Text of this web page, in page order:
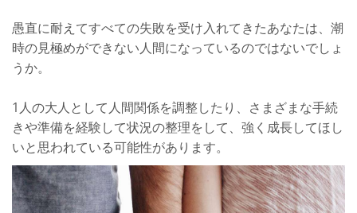
愚直に耐えてすべての失敗を受け入れてきたあなたは、潮
時の見極めができない人間になっているのではないでしょ
うか。
1人の大人として人間関係を調整したり、さまざまな手続
きや準備を経験して状況の整理をして、強く成長してほし
いと思われている可能性があります。